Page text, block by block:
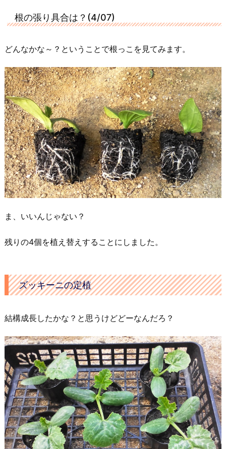
根の張り具合は？(4/07)
どんなかな～？ということで根っこを見てみます。
ま、いいんじゃない？
残りの4個を植え替えすることにしました。
ズッキーニの定植
結構成長したかな？と思うけどどーなんだろ？